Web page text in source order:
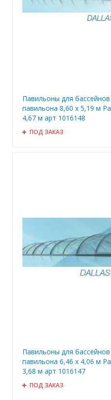
Павильоны для
павильона 8,60 х 5,19 м
4,67 м арт 1016148
ПОД ЗАКАЗ
Павильоны для
павильона 6,46 х 4,06 м
3,68 м арт 1016147
ПОД ЗАКАЗ